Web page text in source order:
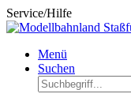
Service/Hilfe
Menü
Suchen